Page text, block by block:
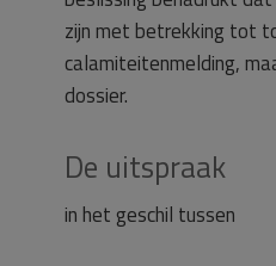
zijn met betrekking tot
calamiteitenmelding,
dossier.
De uitspraak
in het geschil tussen